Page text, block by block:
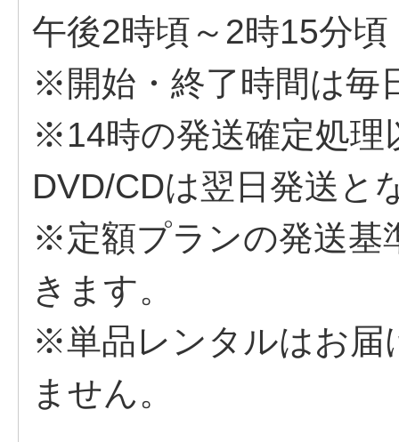
午後2時頃～2時15分頃
※開始・終了時間は毎
※14時の発送確定処理
DVD/CDは翌日発送と
※定額プランの発送基
きます。
※単品レンタルはお届
ません。